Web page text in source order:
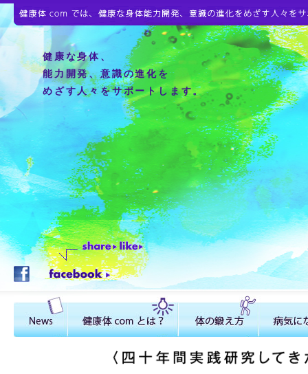
健康な身体、
能力開発、意識の進化を
めざす人々をサポートします。